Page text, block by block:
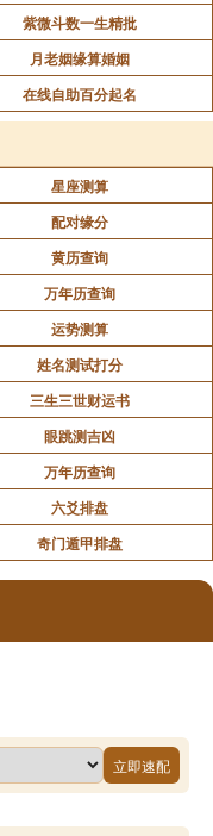
当的阳刚之气阻挡
等阴气重场所，可
石敢当，形成“气场
当的五行土属性，
土运（如户型缺
可放置刻有山形
强木气与土气的平
我们删除！以上内容，并
紫微斗数一生精批
月老姻缘算婚姻
在线自助百分起名
星座测算
配对缘分
黄历查询
万年历查询
运势测算
姓名测试打分
三生三世财运书
眼跳测吉凶
万年历查询
六爻排盘
奇门遁甲排盘
立即速配